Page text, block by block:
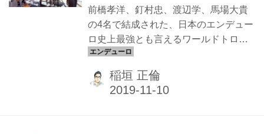
ャルテストは全部で7本、走行時間は8
時間に及ぶ。 ISDEでは、250〜300km
のルートを1日1周するフォーマットの
年と、150km程度のルートを1日2周
前橋孝洋、釘村忠、渡辺学、馬場大貴
の4名で結成された、日本のエンデュー
ロ史上最強とも言えるワールドトロフ
ィーチームは、ついに開会2日前までこ
ぎつけた。早いライダーは、11月2日か
らポルトガルへ旅立ち、コースの下見
稲垣 正倫